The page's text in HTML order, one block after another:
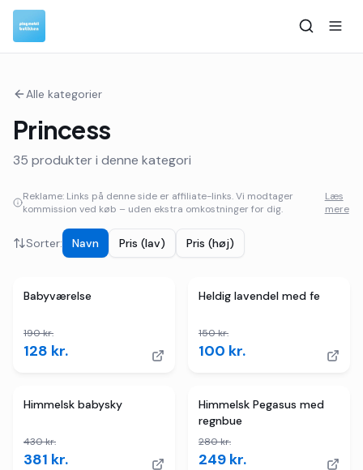
Alle kategorier
Princess
35 produkter i denne kategori
Reklame: Links på denne side er affiliate-links. Vi modtager
kommission ved køb – uden ekstra omkostninger for dig.
Læs
mere
Sorter: Navn Pris (lav) Pris (høj)
4butikker
Babyværelse
190kr.
128 kr.
TILBUD
3butikker
Heldig lavendel med fe
150kr.
100 kr.
Himmelsk babysky
430kr.
381 kr.
TILBUD
Himmelsk Pegasus med
regnbue
280kr.
249 kr.